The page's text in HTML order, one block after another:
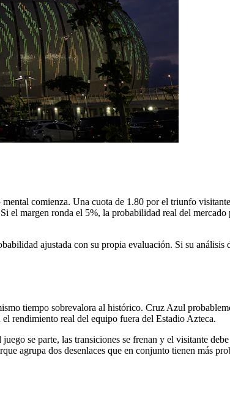
mental comienza. Una cuota de 1.80 por el triunfo
el margen ronda el 5%, la probabilidad real del
ajustada con su propia evaluación. Si su
tiempo sobrevalora al histórico. Cruz Azul
rendimiento real del equipo fuera del Estadio Azteca.
se parte, las transiciones se frenan y el visitante
agrupa dos desenlaces que en conjunto tienen más